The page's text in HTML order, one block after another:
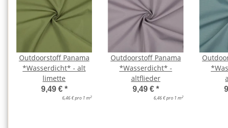
Outdoorstoff Panama
*Wasserdicht* - alt
limette
9,49 € *
6,46 € pro 1 m2
Outdoorstoff Panama
*Wasserdicht* -
altflieder
9,49 € *
6,46 € pro 1 m2